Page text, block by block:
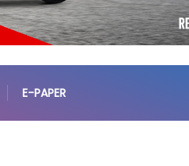
E-PAPER